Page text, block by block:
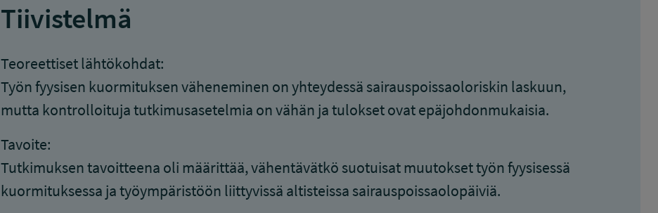
Tiivistelmä
Teoreettiset lähtökohdat:
Työn fyysisen kuormituksen väheneminen on yhteydessä sairauspoissaoloriskin laskuun,
mutta kontrolloituja tutkimusasetelmia on vähän ja tulokset ovat epäjohdonmukaisia.
Tavoite:
Tutkimuksen tavoitteena oli määrittää, vähentävätkö suotuisat muutokset työn fyysisessä
kuormituksessa ja työympäristöön liittyvissä altisteissa sairauspoissaolopäiviä.